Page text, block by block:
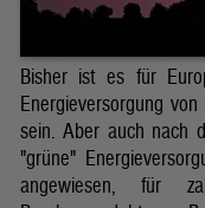
Bisher ist es für
Energieversorgung
sein. Aber auch nach
"grüne"
angewiesen, für